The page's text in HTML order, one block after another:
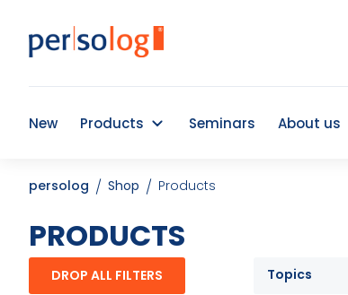
New Products Seminars About us
persolog Shop Products
PRODUCTS
DROP ALL FILTERS Topics